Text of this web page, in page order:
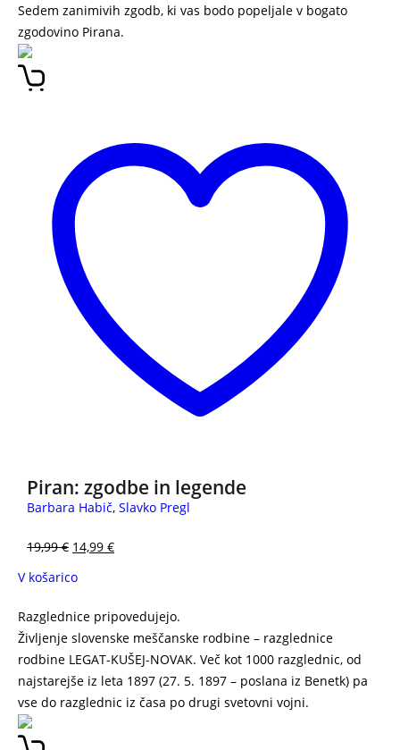
Sedem zanimivih zgodb, ki vas bodo popeljale v bogato
zgodovino Pirana.
Piran: zgodbe in legende
Barbara Habič, Slavko Pregl
19,99€ 14,99 €
V košarico
Razglednice pripovedujejo.
Življenje slovenske meščanske rodbine – razglednice
rodbine LEGAT-KUŠEJ-NOVAK. Več kot 1000 razglednic, od
najstarejše iz leta 1897 (27. 5. 1897 – poslana iz Benetk) pa
vse do razglednic iz časa po drugi svetovni vojni.